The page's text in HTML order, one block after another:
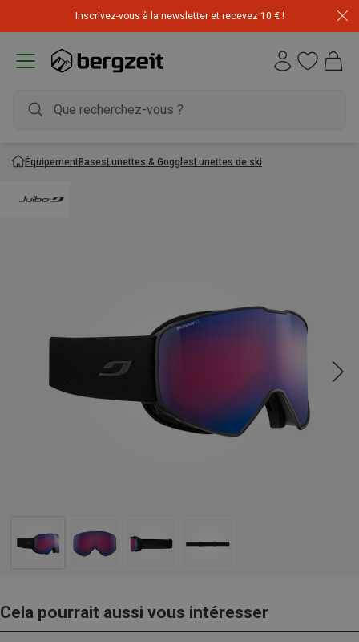
Inscrivez-vous à la newsletter et recevez 10 € !
ÉquipementBasesLunettes & GogglesLunettes de ski
Cela pourrait aussi vous intéresser